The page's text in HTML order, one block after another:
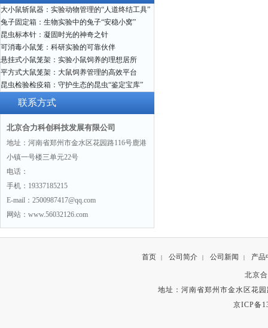
大小鼠斩鼠器：实验动物管理的“人道终结工具”
兔子固定箱：生物实验中的兔子“安稳小窝”
昆虫标本针：凝固时光的神奇之针
可消毒小鼠笼：科研实验的可靠伙伴
悬挂式小鼠笼架：实验小鼠饲养的理想居所
平方式大鼠笼架：大鼠饲养管理的高效平台
昆虫检验检疫箱：守护生态的昆虫“鉴定宝库”
联系方式
北京合力科创科技发展有限公司
地址：河南省郑州市金水区花园路116号鹿港
小镇一号楼三单元22号
电话：
手机：19337185215
E-mail：2500987417@qq.com
网站：www.56032126.com
首页 | 公司简介 | 公司新闻 | 产品
北京
地址：河南省郑州市金水区花
京ICP备